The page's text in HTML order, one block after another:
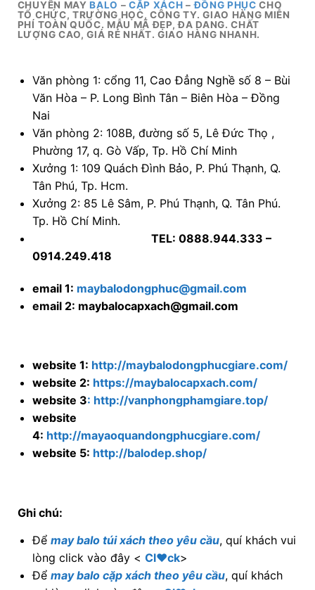
CHUYÊN MAYBALO –CẶP XÁCH –ĐỒNG PHỤC CHO
TỔ CHỨC, TRƯỜNG HỌC, CÔNG TY. GIAO HÀNG MIỄN
PHÍ TOÀN QUỐC. MẪU MÃ ĐẸP, ĐA DANG. CHẤT
LƯỢNG CAO, GIÁ RẺ NHẤT. GIAO HÀNG NHANH.
Văn phòng 1: cổng 11, Cao Đẳng Nghề số 8 – Bùi
Văn Hòa – P. Long Bình Tân – Biên Hòa – Đồng
Nai
Văn phòng 2: 108B, đường số 5, Lê Đức Thọ ,
Phường 17, q. Gò Vấp, Tp. Hồ Chí Minh
Xưởng 1: 109 Quách Đình Bảo, P. Phú Thạnh, Q.
Tân Phú, Tp. Hcm.
Xưởng 2: 85 Lê Sâm, P. Phú Thạnh, Q. Tân Phú.
Tp. Hồ Chí Minh.
TEL: 0888.944.333 –
0914.249.418
email 1: maybalodongphuc@gmail.com
email 2: maybalocapxach@gmail.com
website 1: http://maybalodongphucgiare.com/
website 2: https://maybalocapxach.com/
website 3: http://vanphongphamgiare.top/
website
4: http://mayaoquandongphucgiare.com/
website 5: http://balodep.shop/
Ghi chú:
Để may balo túi xách theo yêu cầu, quí khách vui
lòng click vào đây < Cl♥ck>
Để may balo cặp xách theo yêu cầu, quí khách